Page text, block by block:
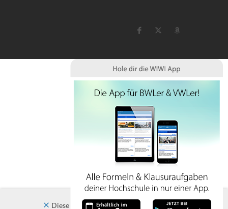
Diese Website verwendet Cookies. Indem